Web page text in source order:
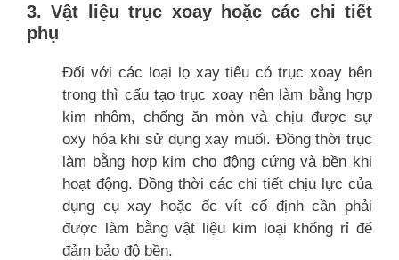
3. Vật liệu trục xoay hoặc các chi tiết
phụ
Đối với các loại lọ xay tiêu có trục xoay bên
trong thì cấu tạo trục xoay nên làm bằng hợp
kim nhôm, chống ăn mòn và chịu được sự
oxy hóa khi sử dụng xay muối. Đồng thời trục
làm bằng hợp kim cho động cứng và bền khi
hoạt động. Đồng thời các chi tiết chịu lực của
dụng cụ xay hoặc ốc vít cố định cần phải
được làm bằng vật liệu kim loại khổng rỉ để
đảm bảo độ bền.